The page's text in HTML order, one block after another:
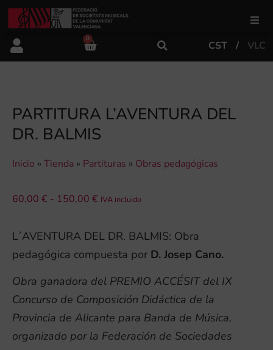
FSMCV
Área educativa
Tienda
0
CST VLC
PARTITURA L’AVENTURA DEL
DR. BALMIS
Inicio » Tienda » Partituras » Obras pedagógicas
60,00 € - 150,00 € IVA incluido
L´AVENTURA DEL DR. BALMIS: Obra
pedagógica compuesta por D. Josep Cano.
Obra ganadora del PREMIO ACCÉSIT del IX
Concurso de Composición Didáctica de la
Provincia de Alicante para Banda de Música,
organizado por la Federación de Sociedades